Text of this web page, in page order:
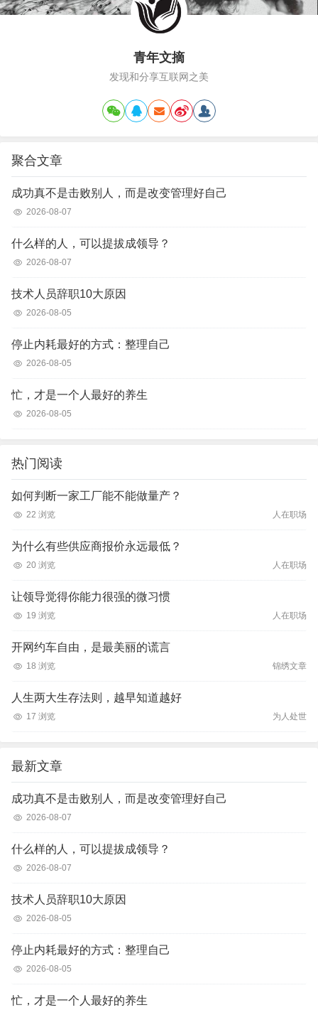
青年文摘
发现和分享互联网之美
聚合文章
成功真不是击败别人，而是改变管理好自己
2026-08-07
什么样的人，可以提拔成领导？
2026-08-07
技术人员辞职10大原因
2026-08-05
停止内耗最好的方式：整理自己
2026-08-05
忙，才是一个人最好的养生
2026-08-05
热门阅读
如何判断一家工厂能不能做量产？
22 浏览 人在职场
为什么有些供应商报价永远最低？
20 浏览 人在职场
让领导觉得你能力很强的微习惯
19 浏览 人在职场
开网约车自由，是最美丽的谎言
18 浏览 锦绣文章
人生两大生存法则，越早知道越好
17 浏览 为人处世
最新文章
成功真不是击败别人，而是改变管理好自己
2026-08-07
什么样的人，可以提拔成领导？
2026-08-07
技术人员辞职10大原因
2026-08-05
停止内耗最好的方式：整理自己
2026-08-05
忙，才是一个人最好的养生